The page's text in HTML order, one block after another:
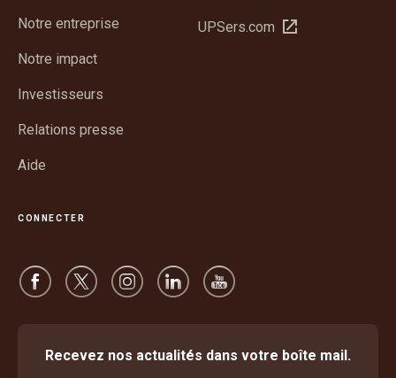
Notre entreprise
Notre impact
Investisseurs
Relations presse
Aide
une
UPSers.com Ouvrir
CONNECTER
Recevez nos actualités dans votre boîte mail.